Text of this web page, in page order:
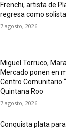
Frenchi, artista de
regresa como solista
7 agosto, 2026
Miguel Torruco,
Mercado ponen en
Centro Comunitario
Quintana Roo
7 agosto, 2026
Conquista plata